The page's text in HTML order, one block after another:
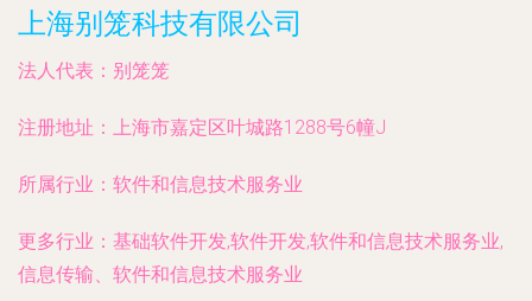
上海别笼科技有限公司
法人代表： 别笼笼
注册地址： 上海市嘉定区叶城路1288号6幢J
所属行业： 软件和信息技术服务业
更多行业： 基础软件开发,软件开发,软件和信息技术服务业,
信息传输、软件和信息技术服务业